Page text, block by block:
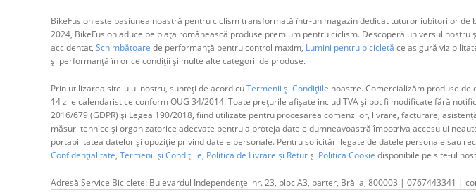
BikeFusion este pasiunea noastră pentru ciclism transformată într-un magazin dedicat tuturor iubitorilor
2024, BikeFusion aduce pe piața românească produse premium pentru ciclism. Descoperă universul
accidentat, Schimbătoare de performanță pentru control maxim, Lumini pentru bicicletă ce asigură
și performanță în orice condiții și multe alte categorii de produse.
Prin utilizarea site-ului nostru, sunteți de acord cuTermenii și Condițiile noastre. Comercializăm produse
14 zile calendaristice conform OUG 34/2014. Toate prețurile afișate includ TVA și pot fi modificate fără
2016/679 (GDPR) și Legea 190/2018, fiind utilizate pentru procesarea comenzilor, livrare, facturare,
măsuri tehnice și organizatorice adecvate pentru a proteja datele dumneavoastră împotriva accesului
portabilitatea datelor și opoziție privind datele personale. Pentru solicitări legate de datele personale sau
Confidențialitate, Termenii și Condițiile, Politica de Livrare și Returși Politica Cookie disponibile pe site-ul
Adresă Service Biciclete: Bulevardul Independenței nr. 23, bloc A3, parter, Brăila, 800003 | 0767443341 |